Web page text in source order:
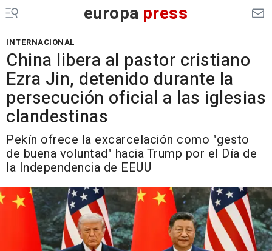
europa press
INTERNACIONAL
China libera al pastor cristiano
Ezra Jin, detenido durante la
persecución oficial a las iglesias
clandestinas
Pekín ofrece la excarcelación como "gesto
de buena voluntad" hacia Trump por el Día de
la Independencia de EEUU